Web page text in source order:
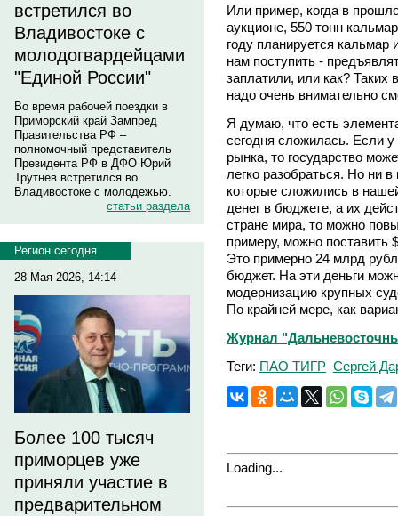
встретился во
Владивостоке с
молодогвардейцами
"Единой России"
Во время рабочей поездки в
Приморский край Зампред
Правительства РФ –
полномочный представитель
Президента РФ в ДФО Юрий
Трутнев встретился во
Владивостоке с молодежью.
статьи раздела
Регион сегодня
28 Мая 2026, 14:14
Более 100 тысяч
приморцев уже
приняли участие в
предварительном
Или пример, когда в
аукционе, 550 тонн
году планируется
нам поступить -
заплатили, или как? Таких
надо очень внимательно
Я думаю, что есть
сегодня сложилась. Если
рынка, то государство
легко разобраться. Но ни
которые сложились в
денег в бюджете, а их
стране мира, то можно
примеру, можно поставить
Это примерно 24 млрд
бюджет. На эти деньги
модернизацию крупных
По крайней мере, как
Журнал
Теги: ПАО ТИГР Сергей
Loading...